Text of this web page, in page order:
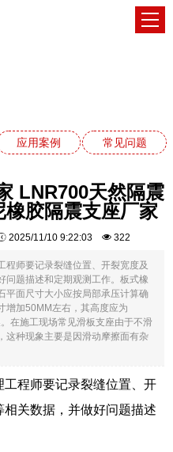
应用案例 常见问题
LNR700天然隔震
胶隔震支座厂家
2025/11/10 9:22:03 322
程师要记录裂缝位置、开裂宽度及
问题描述和定期观测工作。板式橡
平面尺寸大小应按局部承压计算确
增加50MM左右，其高度应为
在施工现场常见滑板支座由于不滑
这种现象主要是因滑动摩擦面有杂
程师要记录裂缝位置、开
关数据，并做好问题描述